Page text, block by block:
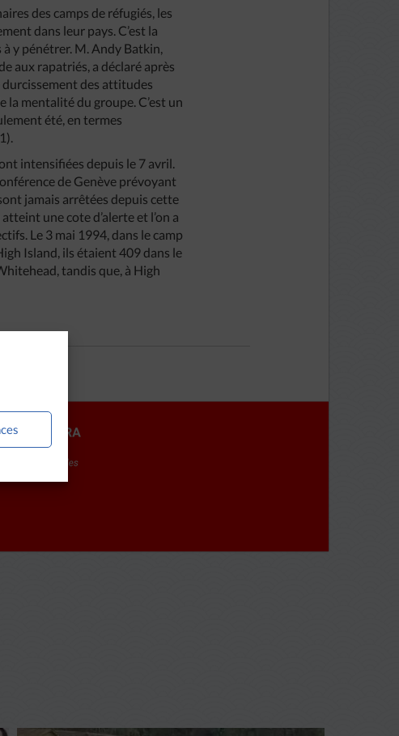
des camps de réfugiés, les
dans leur pays. C’est la
y pénétrer. M. Andy Batkin,
aux rapatriés, a déclaré après
des attitudes
mentalité du groupe. C’est un
été, en termes
intensifiées depuis le 7 avril.
de Genève prévoyant
jamais arrêtées depuis cette
une cote d’alerte et l’on a
Le 3 mai 1994, dans le camp
Island, ils étaient 409 dans le
tandis que, à High